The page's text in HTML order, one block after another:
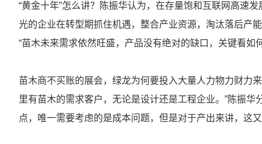
“黄金十年”怎么讲？陈振华认为，在存量饱和互联网高速
光的企业在转型期抓住机遇，整合产业资源，淘汰落后产
“苗木未来需求依然旺盛，产品没有绝对的缺口，关键看如
苗木商不买账的展会，绿龙为何要投入大量人力物力财力
里有苗木的需求客户，无论是设计还是工程企业。”陈振
点，唯一需要考虑的是成本问题，但是对于产出来讲，这